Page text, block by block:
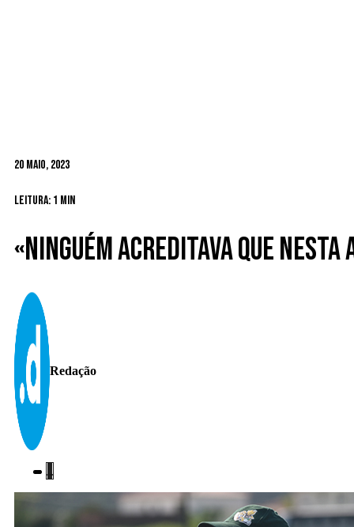
20 Maio, 2023
Leitura: 1 min
«Ninguém acreditava que
Redação